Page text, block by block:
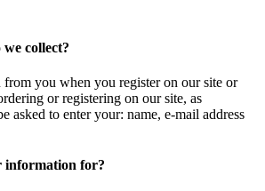
collect?
you when you register on our site or
or registering on our site, as
asked to enter your: name, e-mail address
information for?